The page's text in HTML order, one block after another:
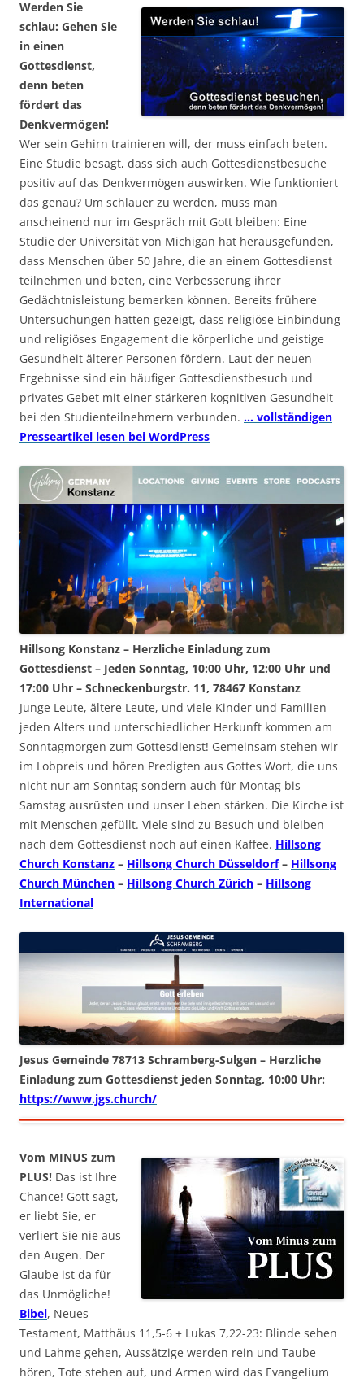
Werden Sie
schlau: Gehen Sie
in einen
Gottesdienst,
denn beten
fördert das
Denkvermögen!
Wer sein Gehirn trainieren will, der muss einfach beten.
Eine Studie besagt, dass sich auch Gottesdienstbesuche
positiv auf das Denkvermögen auswirken. Wie funktioniert
das genau? Um schlauer zu werden, muss man
anscheinend nur im Gespräch mit Gott bleiben: Eine
Studie der Universität von Michigan hat herausgefunden,
dass Menschen über 50 Jahre, die an einem Gottesdienst
teilnehmen und beten, eine Verbesserung ihrer
Gedächtnisleistung bemerken können. Bereits frühere
Untersuchungen hatten gezeigt, dass religiöse Einbindung
und religiöses Engagement die körperliche und geistige
Gesundheit älterer Personen fördern. Laut der neuen
Ergebnisse sind ein häufiger Gottesdienstbesuch und
privates Gebet mit einer stärkeren kognitiven Gesundheit
bei den Studienteilnehmern verbunden. … vollständigen
Presseartikel lesen bei WordPress
Hillsong Konstanz – Herzliche Einladung zum
Gottesdienst – Jeden Sonntag, 10:00 Uhr, 12:00 Uhr und
17:00 Uhr – Schneckenburgstr. 11, 78467 Konstanz
Junge Leute, ältere Leute, und viele Kinder und Familien
jeden Alters und unterschiedlicher Herkunft kommen am
Sonntagmorgen zum Gottesdienst! Gemeinsam stehen wir
im Lobpreis und hören Predigten aus Gottes Wort, die uns
nicht nur am Sonntag sondern auch für Montag bis
Samstag ausrüsten und unser Leben stärken. Die Kirche ist
mit Menschen gefüllt. Viele sind zu Besuch und bleiben
nach dem Gottesdienst noch auf einen Kaffee. Hillsong
Church Konstanz – Hillsong Church Düsseldorf– Hillsong
Church München – Hillsong Church Zürich – Hillsong
International
Jesus Gemeinde 78713 Schramberg-Sulgen – Herzliche
Einladung zum Gottesdienst jeden Sonntag, 10:00 Uhr:
https://www.jgs.church/
Vom MINUS zum
PLUS! Das ist Ihre
Chance! Gott sagt,
er liebt Sie, er
verliert Sie nie aus
den Augen. Der
Glaube ist da für
das Unmögliche!
Bibel, Neues
Testament, Matthäus 11,5-6 + Lukas 7,22-23: Blinde sehen
und Lahme gehen, Aussätzige werden rein und Taube
hören, Tote stehen auf, und Armen wird das Evangelium